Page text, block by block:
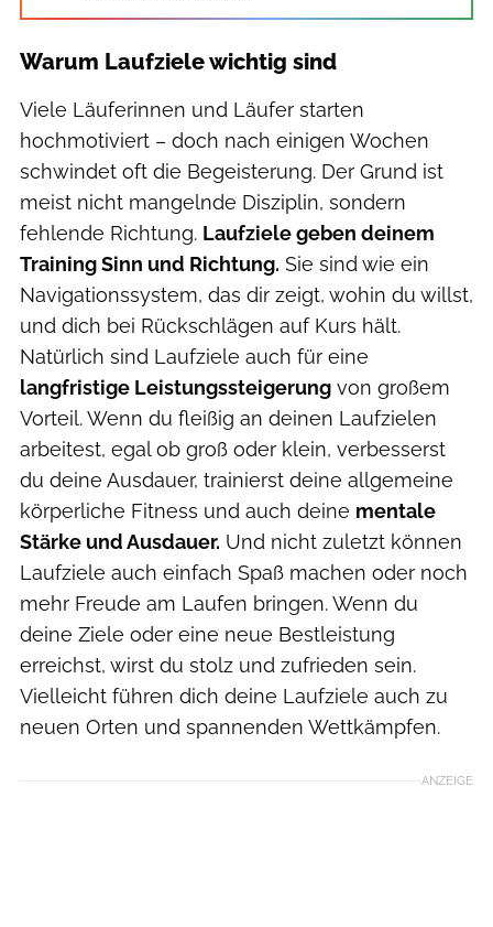
Warum Laufziele wichtig sind
Viele Läuferinnen und Läufer starten
hochmotiviert – doch nach einigen Wochen
schwindet oft die Begeisterung. Der Grund ist
meist nicht mangelnde Disziplin, sondern
fehlende Richtung. Laufziele geben deinem
Training Sinn und Richtung. Sie sind wie ein
Navigationssystem, das dir zeigt, wohin du willst,
und dich bei Rückschlägen auf Kurs hält.
Natürlich sind Laufziele auch für eine
langfristige Leistungssteigerung von großem
Vorteil. Wenn du fleißig an deinen Laufzielen
arbeitest, egal ob groß oder klein, verbesserst
du deine Ausdauer, trainierst deine allgemeine
körperliche Fitness und auch deine mentale
Stärke und Ausdauer. Und nicht zuletzt können
Laufziele auch einfach Spaß machen oder noch
mehr Freude am Laufen bringen. Wenn du
deine Ziele oder eine neue Bestleistung
erreichst, wirst du stolz und zufrieden sein.
Vielleicht führen dich deine Laufziele auch zu
neuen Orten und spannenden Wettkämpfen.
ANZEIGE